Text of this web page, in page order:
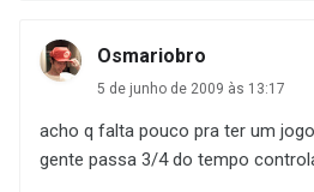
Osmariobro
5 de junho de 2009 às 13:17
acho q falta pouco pra ter um
gente passa 3/4 do tempo